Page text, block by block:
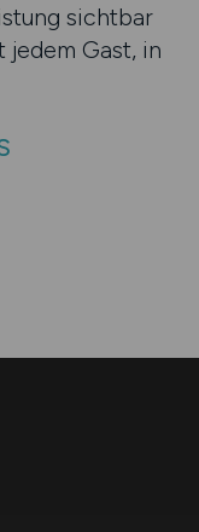
sichtbar
jedem Gast, in